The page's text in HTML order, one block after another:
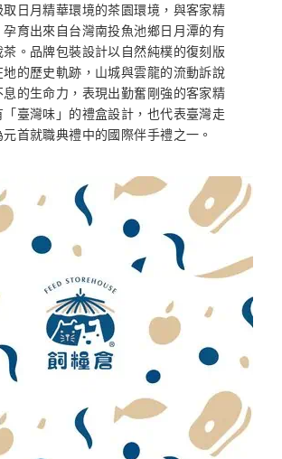
日月精華環境的茶園環境，與客家精
育出來自台灣南投魚池鄉日月潭的有
。品牌包裝設計以自然純樸的復刻版
的歷史軌跡，山城與雲龍的流動訴說
的生命力，表現出勤奮剛強的客家精
臺灣味」的禮盒設計，也代表臺灣走
元首就職典禮中的國際伴手禮之一。